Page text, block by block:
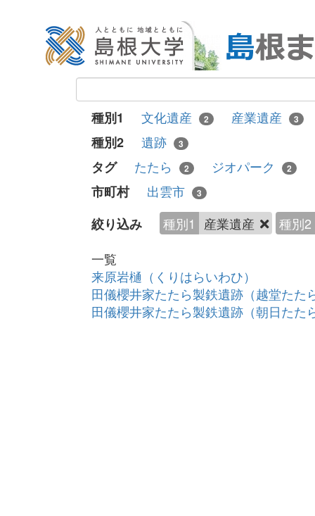
種別1 文化遺産 2 産業遺産 3
種別2 遺跡 3
タグ たたら 2 ジオパーク 2
市町村
出雲市 3
絞り込み 種別1 産業遺産
種別2
一覧
来原岩樋（くりはらいわひ）
田儀櫻井家たたら製鉄遺跡（越堂たた
田儀櫻井家たたら製鉄遺跡（朝日たた